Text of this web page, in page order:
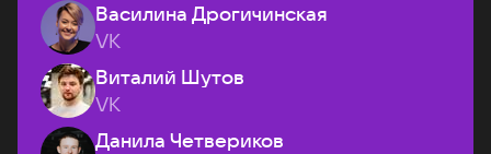
Василина Дрогичинская
VK
Виталий Шутов
VK
Данила Четвериков